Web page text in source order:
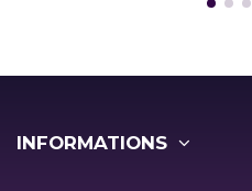
INFORMATIONS